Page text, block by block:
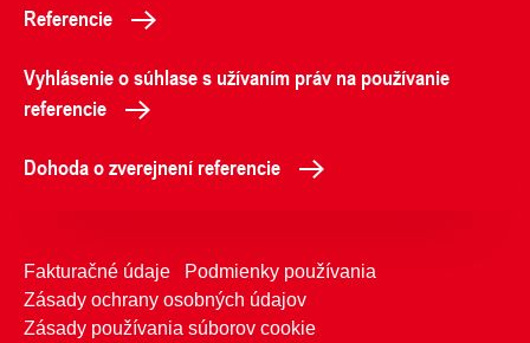
Referencie
Vyhlásenie o súhlase s užívaním práv na používanie
referencie
Dohoda o zverejnení referencie
Fakturačné údaje
Podmienky používania
Zásady ochrany osobných údajov
Zásady používania súborov cookie